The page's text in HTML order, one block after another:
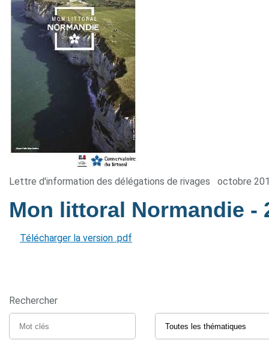
Lettre d'information des délégations de rivages octobre
Mon littoral Normandie -
Télécharger la version .pdf
Rechercher